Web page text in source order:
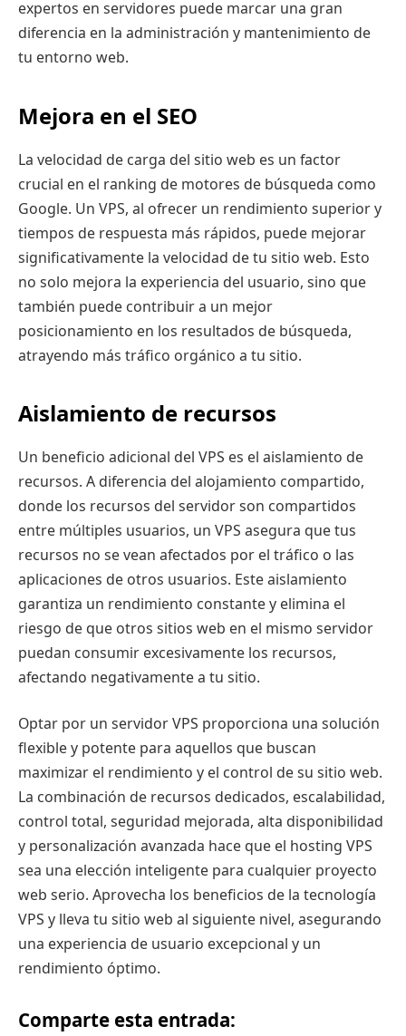
expertos en servidores puede marcar una gran
diferencia en la administración y mantenimiento de
tu entorno web.
Mejora en el SEO
La velocidad de carga del sitio web es un factor
crucial en el ranking de motores de búsqueda como
Google. Un VPS, al ofrecer un rendimiento superior y
tiempos de respuesta más rápidos, puede mejorar
significativamente la velocidad de tu sitio web. Esto
no solo mejora la experiencia del usuario, sino que
también puede contribuir a un mejor
posicionamiento en los resultados de búsqueda,
atrayendo más tráfico orgánico a tu sitio.
Aislamiento de recursos
Un beneficio adicional del VPS es el aislamiento de
recursos. A diferencia del alojamiento compartido,
donde los recursos del servidor son compartidos
entre múltiples usuarios, un VPS asegura que tus
recursos no se vean afectados por el tráfico o las
aplicaciones de otros usuarios. Este aislamiento
garantiza un rendimiento constante y elimina el
riesgo de que otros sitios web en el mismo servidor
puedan consumir excesivamente los recursos,
afectando negativamente a tu sitio.
Optar por un servidor VPS proporciona una solución
flexible y potente para aquellos que buscan
maximizar el rendimiento y el control de su sitio web.
La combinación de recursos dedicados, escalabilidad,
control total, seguridad mejorada, alta disponibilidad
y personalización avanzada hace que el hosting VPS
sea una elección inteligente para cualquier proyecto
web serio. Aprovecha los beneficios de la tecnología
VPS y lleva tu sitio web al siguiente nivel, asegurando
una experiencia de usuario excepcional y un
rendimiento óptimo.
Comparte esta entrada: